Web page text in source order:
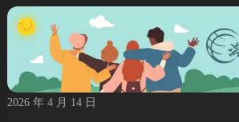
2026 年 4 月 14 日